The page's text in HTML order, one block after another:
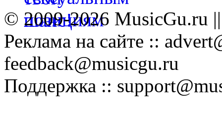
© 2009-2026 MusicGu.ru
Реклама на сайте ::
feedback@musicgu.ru
Поддержка ::